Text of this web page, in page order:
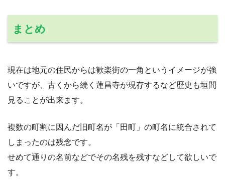
まとめ
現在は地元の住民からは歓楽街の一角というイメージが強
いですが、古くから続く蓮昌寺が現存するなど歴史も垣間
見ることが出来ます。
複数の町割に因んだ旧町名が「田町」の町名に統合されて
しまったのは残念です。
せめて通りの名前などでその名残を残すなどして欲しいで
す。